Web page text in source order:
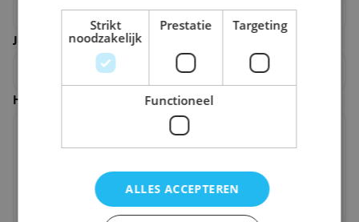
Je e-mailadres*
Hoe kunnen we deze pagina verbeteren?
Strikt
noodzakelijk
Prestatie Targeting
Functioneel
ALLES ACCEPTEREN